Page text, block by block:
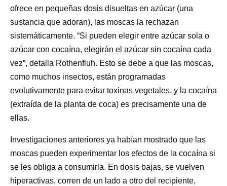
ofrece en pequeñas dosis disueltas en azúcar (una
sustancia que adoran), las moscas la rechazan
sistemáticamente. “Si pueden elegir entre azúcar sola o
azúcar con cocaína, elegirán el azúcar sin cocaína cada
vez”, detalla Rothenfluh. Esto se debe a que las moscas,
como muchos insectos, están programadas
evolutivamente para evitar toxinas vegetales, y la cocaína
(extraída de la planta de coca) es precisamente una de
ellas.
Investigaciones anteriores ya habían mostrado que las
moscas pueden experimentar los efectos de la cocaína si
se les obliga a consumirla. En dosis bajas, se vuelven
hiperactivas, corren de un lado a otro del recipiente,